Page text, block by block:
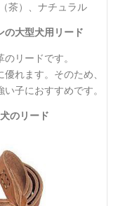
茶）、ナチュラル
の大型犬用リード
リードです。
れます。そのため、
子におすすめです。
のリード